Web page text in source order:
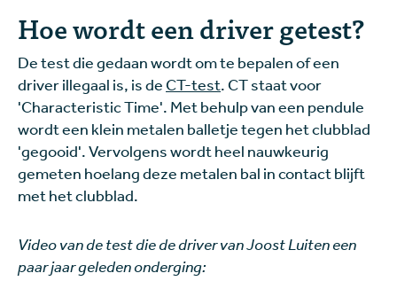
Hoe wordt een driver getest?
De test die gedaan wordt om te bepalen of een
driver illegaal is, is deCT-test. CT staat voor
'Characteristic Time'. Met behulp van een pendule
wordt een klein metalen balletje tegen het clubblad
'gegooid'. Vervolgens wordt heel nauwkeurig
gemeten hoelang deze metalen bal in contact blijft
met het clubblad.
Video van de test die de driver van Joost Luiten een
paar jaar geleden onderging: